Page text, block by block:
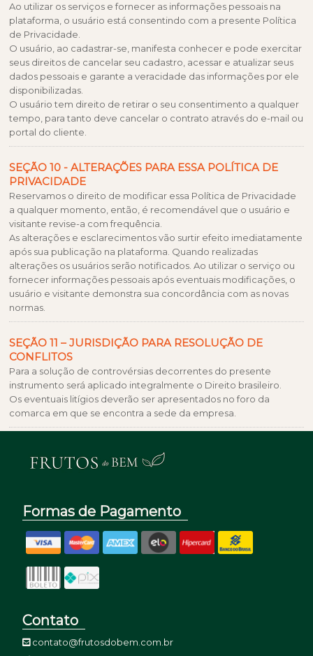
Ao utilizar os serviços e fornecer as informações pessoais na
plataforma, o usuário está consentindo com a presente Política
de Privacidade.
O usuário, ao cadastrar-se, manifesta conhecer e pode exercitar
seus direitos de cancelar seu cadastro, acessar e atualizar seus
dados pessoais e garante a veracidade das informações por ele
disponibilizadas.
O usuário tem direito de retirar o seu consentimento a qualquer
tempo, para tanto deve cancelar o contrato através do e-mail ou
portal do cliente.
SEÇÃO 10 - ALTERAÇÕES PARA ESSA POLÍTICA DE
PRIVACIDADE
Reservamos o direito de modificar essa Política de Privacidade
a qualquer momento, então, é recomendável que o usuário e
visitante revise-a com frequência.
As alterações e esclarecimentos vão surtir efeito imediatamente
após sua publicação na plataforma. Quando realizadas
alterações os usuários serão notificados. Ao utilizar o serviço ou
fornecer informações pessoais após eventuais modificações, o
usuário e visitante demonstra sua concordância com as novas
normas.
SEÇÃO 11 – JURISDIÇÃO PARA RESOLUÇÃO DE
CONFLITOS
Para a solução de controvérsias decorrentes do presente
instrumento será aplicado integralmente o Direito brasileiro.
Os eventuais litígios deverão ser apresentados no foro da
comarca em que se encontra a sede da empresa.
Formas de Pagamento
Contato
contato@frutosdobem.com.br